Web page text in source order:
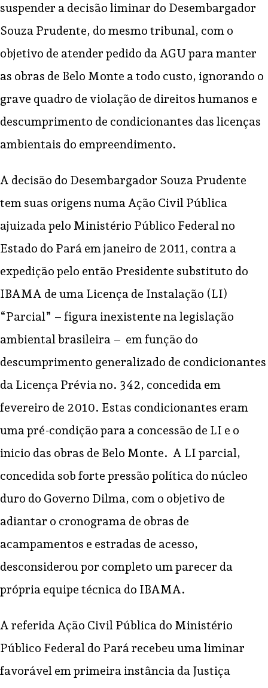
suspender a decisão liminar do Desembargador
Souza Prudente, do mesmo tribunal, com o
objetivo de atender pedido da AGU para manter
as obras de Belo Monte a todo custo, ignorando o
grave quadro de violação de direitos humanos e
descumprimento de condicionantes das licenças
ambientais do empreendimento.
A decisão do Desembargador Souza Prudente
tem suas origens numa Ação Civil Pública
ajuizada pelo Ministério Público Federal no
Estado do Pará em janeiro de 2011, contra a
expedição pelo então Presidente substituto do
IBAMA de uma Licença de Instalação (LI)
“Parcial” – figura inexistente na legislação
ambiental brasileira – em função do
descumprimento generalizado de condicionantes
da Licença Prévia no. 342, concedida em
fevereiro de 2010. Estas condicionantes eram
uma pré-condição para a concessão de LI e o
inicio das obras de Belo Monte. A LI parcial,
concedida sob forte pressão política do núcleo
duro do Governo Dilma, com o objetivo de
adiantar o cronograma de obras de
acampamentos e estradas de acesso,
desconsiderou por completo um parecer da
própria equipe técnica do IBAMA.
A referida Ação Civil Pública do Ministério
Público Federal do Pará recebeu uma liminar
favorável em primeira instância da Justiça